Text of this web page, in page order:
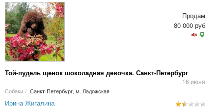
Той-пудель щенок шоколадная девочка. Санкт-Петербург
16 июня
Собаки / Санкт-Петербург, м. Ладожская
Продам
80 000 руб
Ирина Жигалина